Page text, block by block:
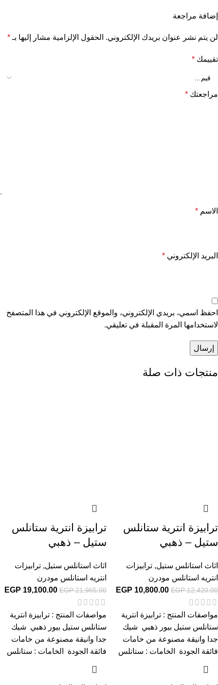
إضافة مراجعة
لن يتم نشر عنوان بريدك الإلكتروني. الحقول الإلزامية مشار إليها بـ *
تقييمك *
مراجعتك *
الاسم *
البريد الإلكتروني *
احفظ اسمي، بريدي الإلكتروني، والموقع الإلكتروني في هذا المتصفح
لاستخدامها المرة المقبلة في تعليقي.
منتجات ذات صلة
ترابيزة انترية ستانلس
ستيل – ذهبي
اثاث استانلس ستيل, ترابيزات
انتريه استانلس مودرن
EGP12,420.00
EGP 10,800.00
مواصفات المنتج : ترابيزة انترية
ستانلس ستيل بيور ذهبي شيك
جدا وانيقة مصنوعة من خامات
فائقة الجودة الخامات : ستانلس
ترابيزة انترية ستانلس
ستيل – ذهبي
اثاث استانلس ستيل, ترابيزات
انتريه استانلس مودرن
EGP21,965.00
EGP 19,100.00
مواصفات المنتج : ترابيزة انترية
ستانلس ستيل بيور ذهبي شيك
جدا وانيقة مصنوعة من خامات
فائقة الجودة الخامات : ستانلس